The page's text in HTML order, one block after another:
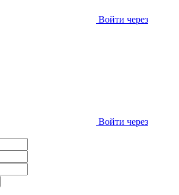
Войти через
Войти через